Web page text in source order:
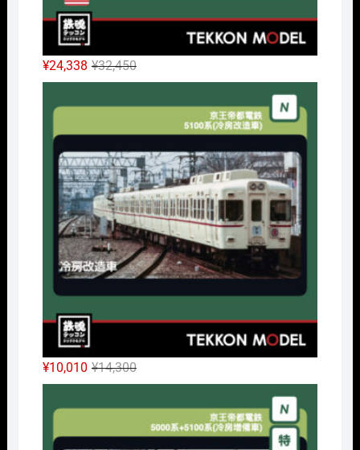
¥32,450元
の
価
¥32,450
で
し
た。
¥24,338
現
在
の
は
¥24,338
で
す。
¥14,300元
の
価
¥10,010
現
在
の